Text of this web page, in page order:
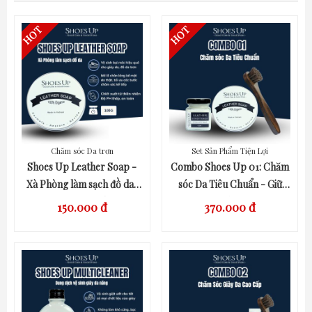
QUICK VIEW
Chăm sóc Da trơn
Shoes Up Leather Soap -
Xà Phòng làm sạch đồ da,
giày da, áo da, túi xách
150.000 đ
QUICK VIEW
Set Sản Phẩm Tiện Lợi
Combo Shoes Up 01: Chăm
sóc Da Tiêu Chuẩn - Giữ
giày da luôn như mới
370.000 đ